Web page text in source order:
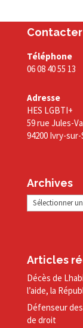
Contacter
Téléphone
06 08 40 55 13
Adresse
HES LGBTI+
59 rue Jules-
94200 Ivry-
Archives
Archives
Articles
Décès de
l’aide, la
Défenseur
de droit